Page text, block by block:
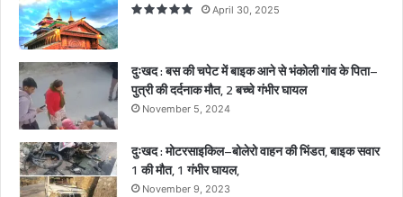
व
ता
–
पु
की
द
र्द
April 30, 2025
दुःखद : बस की चपेट में बाइक आने से भंकोली गांव के पिता–
पुत्री की दर्दनाक मौत, 2 बच्चे गंभीर घायल
November 5, 2024
दुःखद : मोटरसाइकिल–बोलेरो वाहन की भिंडत, बाइक सवार
1 की मौत, 1 गंभीर घायल,
November 9, 2023